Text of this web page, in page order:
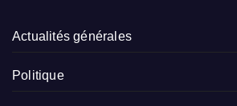
Actualités générales
Politique